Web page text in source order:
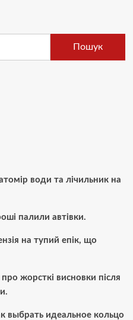
Пошук
води та лічильник на
палили автівки.
на тупий епік, що
жорсткі висновки після
выбрать идеальное кольцо